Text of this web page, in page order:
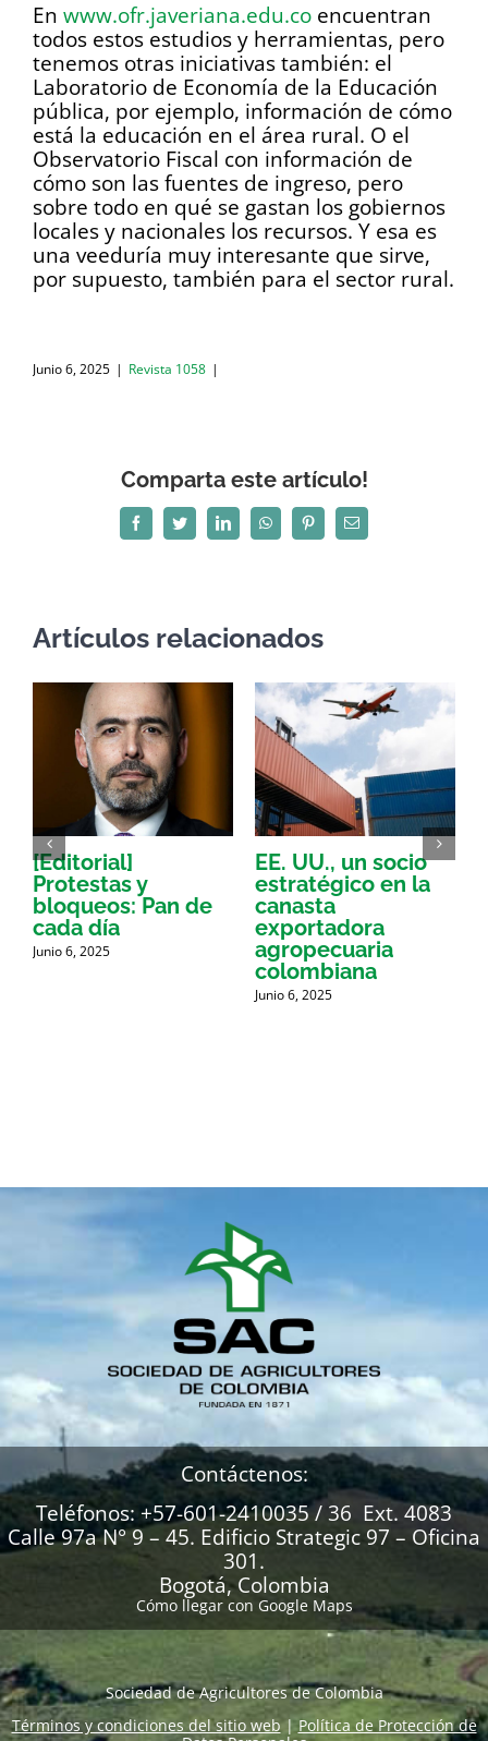
En www.ofr.javeriana.edu.co encuentran
todos estos estudios y herramientas, pero
tenemos otras iniciativas también: el
Laboratorio de Economía de la Educación
pública, por ejemplo, información de cómo
está la educación en el área rural. O el
Observatorio Fiscal con información de
cómo son las fuentes de ingreso, pero
sobre todo en qué se gastan los gobiernos
locales y nacionales los recursos. Y esa es
una veeduría muy interesante que sirve,
por supuesto, también para el sector rural.
Junio 6, 2025 | Revista 1058 |
Comparta este artículo!
FacebookTwitterLinkedInWhatsAppPinterestCorreo
electrónico
Artículos relacionados
[Editorial]
Protestas y
bloqueos: Pan de
cada día
Junio 6, 2025
EE. UU., un socio
estratégico en la
canasta
exportadora
agropecuaria
colombiana
Junio 6, 2025
Contáctenos:
Teléfonos: +57-601-2410035 / 36 Ext. 4083
Calle 97a N° 9 – 45. Edificio Strategic 97 – Oficina
301.
Bogotá, Colombia
Cómo llegar con Google Maps
Sociedad de Agricultores de Colombia
Términos y condiciones del sitio web|Política de Protección de